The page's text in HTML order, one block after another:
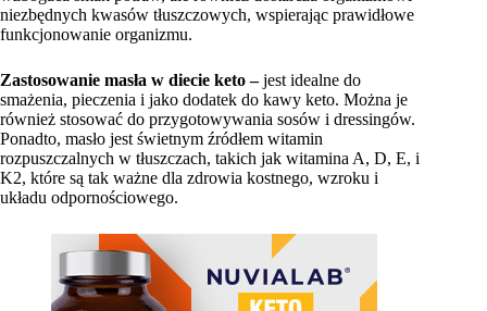
niezbędnych kwasów tłuszczowych, wspierając prawidłowe
funkcjonowanie organizmu.
Zastosowanie masła w diecie keto –jest idealne do
smażenia, pieczenia i jako dodatek do kawy keto. Można je
również stosować do przygotowywania sosów i dressingów.
Ponadto, masło jest świetnym źródłem witamin
rozpuszczalnych w tłuszczach, takich jak witamina A, D, E, i
K2, które są tak ważne dla zdrowia kostnego, wzroku i
układu odpornościowego.